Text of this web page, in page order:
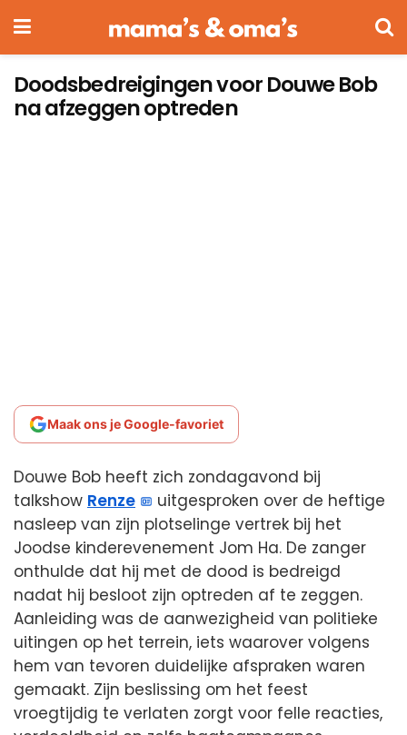
Doodsbedreigingen voor Douwe Bob
na afzeggen optreden
Maak ons je Google-favoriet
Douwe Bob heeft zich zondagavond bij
talkshow Renze
uitgesproken over de heftige
nasleep van zijn plotselinge vertrek bij het
Joodse kinderevenement Jom Ha. De zanger
onthulde dat hij met de dood is bedreigd
nadat hij besloot zijn optreden af te zeggen.
Aanleiding was de aanwezigheid van politieke
uitingen op het terrein, iets waarover volgens
hem van tevoren duidelijke afspraken waren
gemaakt. Zijn beslissing om het feest
vroegtijdig te verlaten zorgt voor felle reacties,